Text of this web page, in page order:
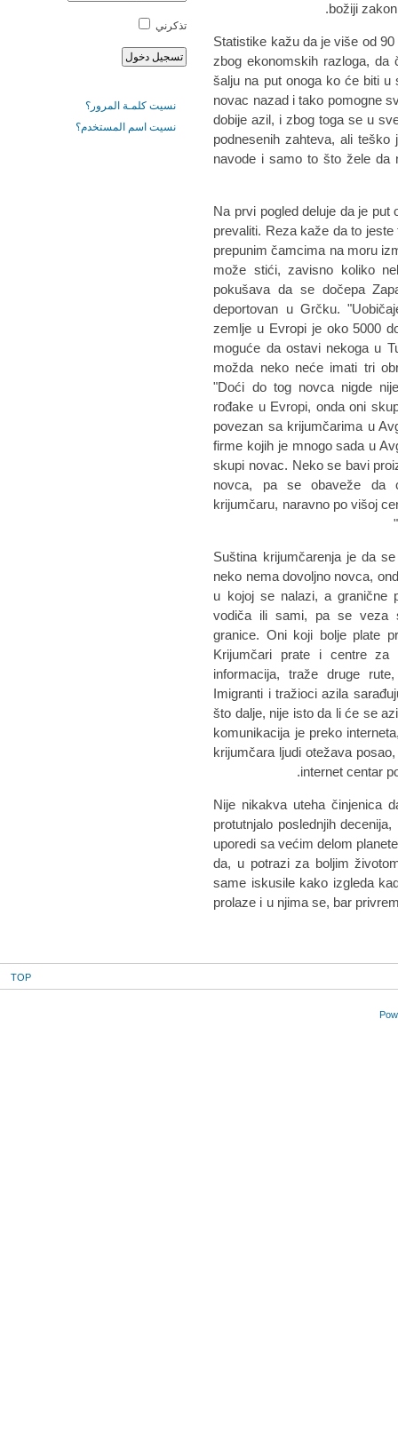
božiji
Statistike kažu da je više od
zbog ekonomskih razloga, da
šalju na put onoga ko će biti u
novac nazad i tako pomogne
dobije azil, i zbog toga se u
podnesenih zahteva, ali
navode i samo to što žele da
Na prvi pogled deluje da je put
prevaliti. Reza kaže da to
prepunim čamcima na moru
može stići, zavisno koliko
pokušava da se dočepa
deportovan u Grčku.
zemlje u Evropi je oko 5000
moguće da ostavi nekoga u
možda neko neće imati tri
"Doći do tog novca nigde
rođake u Evropi, onda oni
povezan sa krijumčarima u
firme kojih je mnogo sada u
skupi novac. Neko se bavi
novca, pa se obaveže da
krijumčaru, naravno po višoj
Suština krijumčarenja je da
neko nema dovoljno novca,
u kojoj se nalazi, a granične
vodiča ili sami, pa se veza
granice. Oni koji bolje plate
Krijumčari prate i centre
informacija, traže druge
Imigranti i tražioci azila
što dalje, nije isto da li će se
komunikacija je preko
krijumčara ljudi otežava
internet centar
Nije nikakva uteha činjenica
protutnjalo poslednjih
uporedi sa većim delom
da, u potrazi za boljim
same iskusile kako izgleda
prolaze i u njima se, bar
تذكرني
نسيت كلمـة المرور؟
نسيت اسم المستخدم؟
TOP